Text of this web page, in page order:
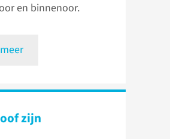
en binnenoor.
zijn